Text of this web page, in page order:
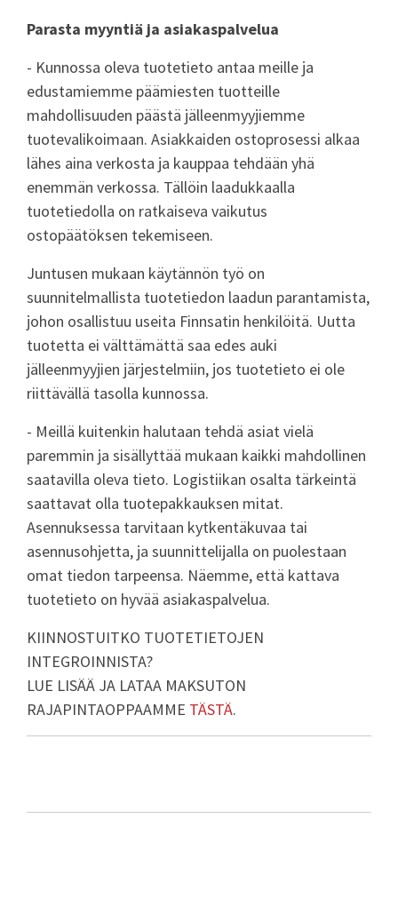
Parasta myyntiä ja asiakaspalvelua
- Kunnossa oleva tuotetieto antaa meille ja
edustamiemme päämiesten tuotteille
mahdollisuuden päästä jälleenmyyjiemme
tuotevalikoimaan. Asiakkaiden ostoprosessi alkaa
lähes aina verkosta ja kauppaa tehdään yhä
enemmän verkossa. Tällöin laadukkaalla
tuotetiedolla on ratkaiseva vaikutus
ostopäätöksen tekemiseen.
Juntusen mukaan käytännön työ on
suunnitelmallista tuotetiedon laadun parantamista,
johon osallistuu useita Finnsatin henkilöitä. Uutta
tuotetta ei välttämättä saa edes auki
jälleenmyyjien järjestelmiin, jos tuotetieto ei ole
riittävällä tasolla kunnossa.
- Meillä kuitenkin halutaan tehdä asiat vielä
paremmin ja sisällyttää mukaan kaikki mahdollinen
saatavilla oleva tieto. Logistiikan osalta tärkeintä
saattavat olla tuotepakkauksen mitat.
Asennuksessa tarvitaan kytkentäkuvaa tai
asennusohjetta, ja suunnittelijalla on puolestaan
omat tiedon tarpeensa. Näemme, että kattava
tuotetieto on hyvää asiakaspalvelua.
KIINNOSTUITKO TUOTETIETOJEN
INTEGROINNISTA?
LUE LISÄÄ JA LATAA MAKSUTON
RAJAPINTAOPPAAMME TÄSTÄ.